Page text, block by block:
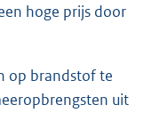
hoge prijs door
op brandstof te
uit